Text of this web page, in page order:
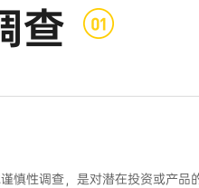
查
慎性调查，是对潜在投资或产